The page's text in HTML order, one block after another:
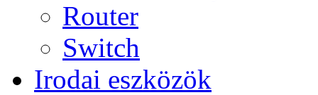
Router
Switch
Irodai eszközök